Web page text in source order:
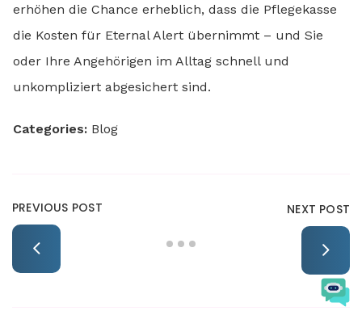
erhöhen die Chance erheblich, dass die Pflegekasse
die Kosten für Eternal Alert übernimmt – und Sie
oder Ihre Angehörigen im Alltag schnell und
unkompliziert abgesichert sind.
Categories: Blog
PREVIOUS POST NEXT POST